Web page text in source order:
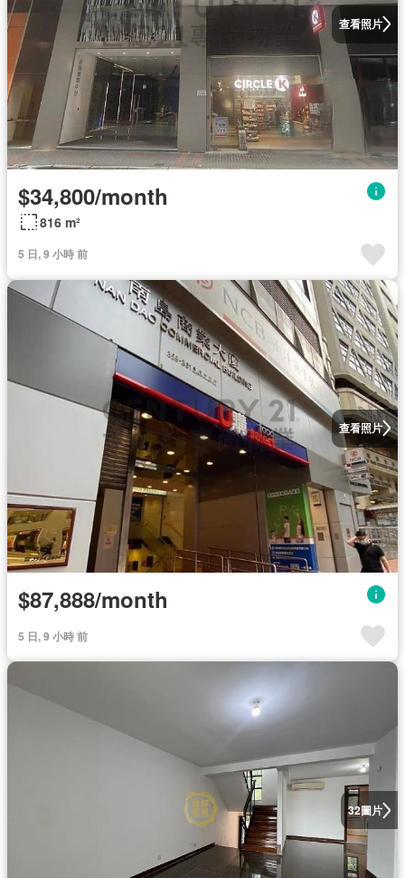
查看照片
$34,800/month
816 m²
5 日, 9 小時 前
查看照片
$87,888/month
5 日, 9 小時 前
32圖片